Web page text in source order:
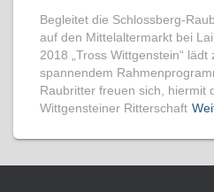
Begleitet die Schlossberg-
auf den Mittelaltermarkt bei
2018 „Tross Wittgenstein“
spannendem
Raubritter freuen sich, hiermit
Wittgensteiner Ritterschaft